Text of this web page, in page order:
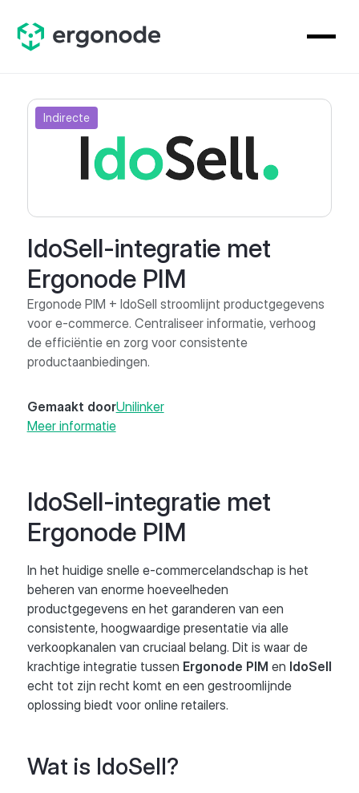
Indirecte
IdoSell-integratie met
Ergonode PIM
Ergonode PIM + IdoSell stroomlijnt productgegevens
voor e-commerce. Centraliseer informatie, verhoog
de efficiëntie en zorg voor consistente
productaanbiedingen.
Gemaakt doorUnilinker
Meer informatie
IdoSell-integratie met
Ergonode PIM
In het huidige snelle e-commercelandschap is het
beheren van enorme hoeveelheden
productgegevens en het garanderen van een
consistente, hoogwaardige presentatie via alle
verkoopkanalen van cruciaal belang. Dit is waar de
krachtige integratie tussen Ergonode PIM en IdoSell
echt tot zijn recht komt en een gestroomlijnde
oplossing biedt voor online retailers.
Wat is IdoSell?